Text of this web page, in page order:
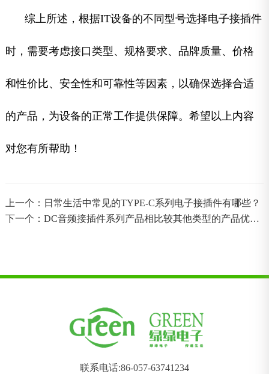
综上所述，根据IT设备的不同型号选择电子接插件
时，需要考虑接口类型、规格要求、品牌质量、价格
和性价比、安全性和可靠性等因素，以确保选择合适
的产品，为设备的正常工作提供保障。希望以上内容
对您有所帮助！
上一个：日常生活中常见的TYPE-C系列电子接插件有哪些？
下一个：DC音频接插件系列产品相比较其他类型的产品优势
联系电话:86-057-63741234